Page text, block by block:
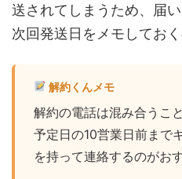
送されてしまうため、届
次回発送日をメモしてお
解約くんメモ
解約の電話は混み合うこ
予定日の10営業日前まで
を持って連絡するのがお